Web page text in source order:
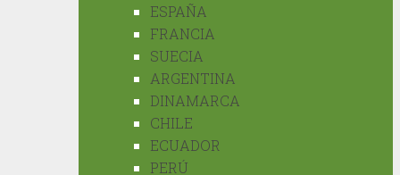
ESPAÑA
FRANCIA
SUECIA
ARGENTINA
DINAMARCA
CHILE
ECUADOR
PERÚ